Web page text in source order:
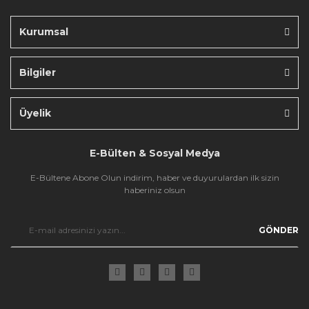
Kurumsal
Bilgiler
Üyelik
E-Bülten & Sosyal Medya
E-Bültene Abone Olun indirim, haber ve duyurulardan ilk sizin
haberiniz olsun
GÖNDER